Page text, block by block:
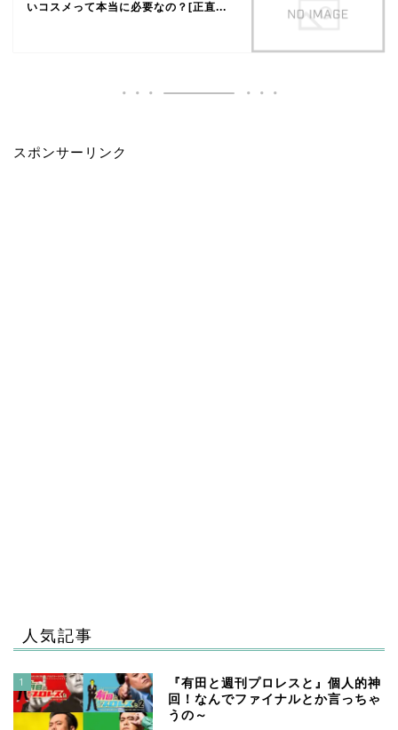
いコスメって本当に必要なの？[正直...
スポンサーリンク
人気記事
1
『有田と週刊プロレスと』個人的神
回！なんでファイナルとか言っちゃ
うの～